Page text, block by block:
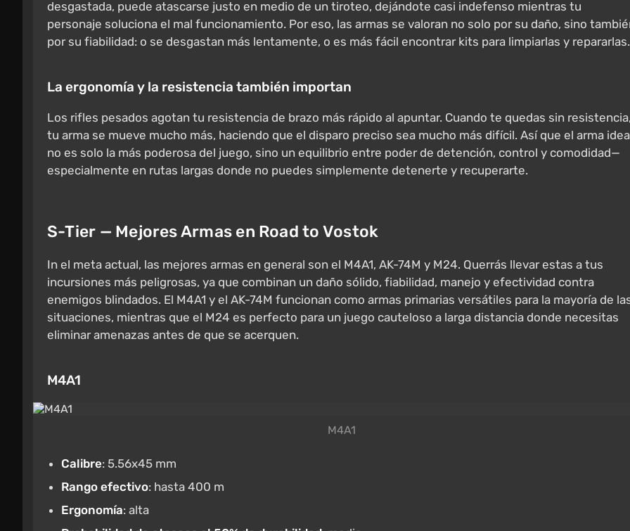
desgastada, puede atascarse justo en medio de un tiroteo, dejándote casi indefenso mientras tu
personaje soluciona el mal funcionamiento. Por eso, las armas se valoran no solo por su daño, sino
por su fiabilidad: o se desgastan más lentamente, o es más fácil encontrar kits para limpiarlas y repararlas.
La ergonomía y la resistencia también importan
Los rifles pesados agotan tu resistencia de brazo más rápido al apuntar. Cuando te quedas sin
tu arma se mueve mucho más, haciendo que el disparo preciso sea mucho más difícil. Así que el arma
no es solo la más poderosa del juego, sino un equilibrio entre poder de detención, control y comodidad—
especialmente en rutas largas donde no puedes simplemente detenerte y recuperarte.
S-Tier — Mejores Armas en Road to Vostok
In el meta actual, las mejores armas en general son el M4A1, AK-74M y M24. Querrás llevar estas a tus
incursiones más peligrosas, ya que combinan un daño sólido, fiabilidad, manejo y efectividad contra
enemigos blindados. El M4A1 y el AK-74M funcionan como armas primarias versátiles para la mayoría de
situaciones, mientras que el M24 es perfecto para un juego cauteloso a larga distancia donde necesitas
eliminar amenazas antes de que se acerquen.
M4A1
M4A1
Calibre: 5.56x45 mm
Rango efectivo: hasta 400 m
Ergonomía: alta